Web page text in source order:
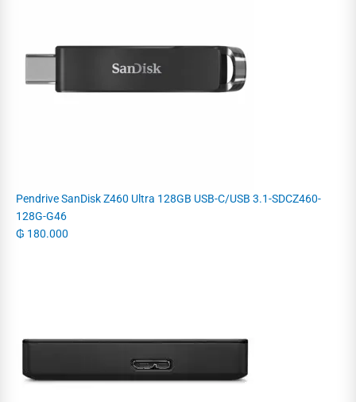
Pendrive SanDisk Z460 Ultra 128GB USB-C/USB 3.1-SDCZ460-
128G-G46
₲ 180.000